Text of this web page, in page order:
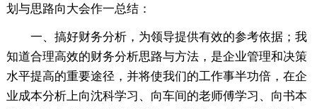
划与思路向大会作一总结：
一、搞好财务分析，为领导提供有效的参考依据；我
知道合理高效的财务分析思路与方法，是企业管理和决策
水平提高的重要途径，并将使我们的工作事半功倍，在企
业成本分析上向沈科学习、向车间的老师傅学习、向书本